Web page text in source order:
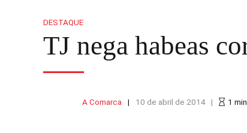
DESTAQUE
TJ nega habeas
A Comarca 10 de abril de 2014 1 min